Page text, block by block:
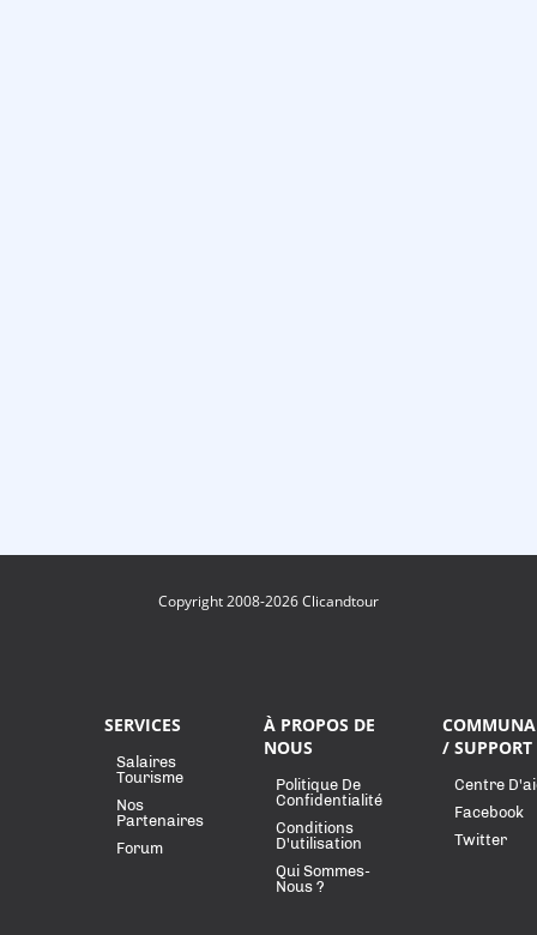
Copyright 2008-2026 Clicandtour
SERVICES
Salaires
Tourisme
Nos
Partenaires
Forum
À PROPOS DE
NOUS
Politique De
Confidentialité
Conditions
D'utilisation
Qui Sommes-
Nous ?
/ SUPPORT
Centre
Facebook
Twitter